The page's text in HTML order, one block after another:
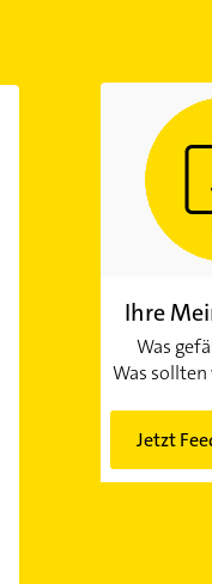
Ihre
Was
Was
Jetzt